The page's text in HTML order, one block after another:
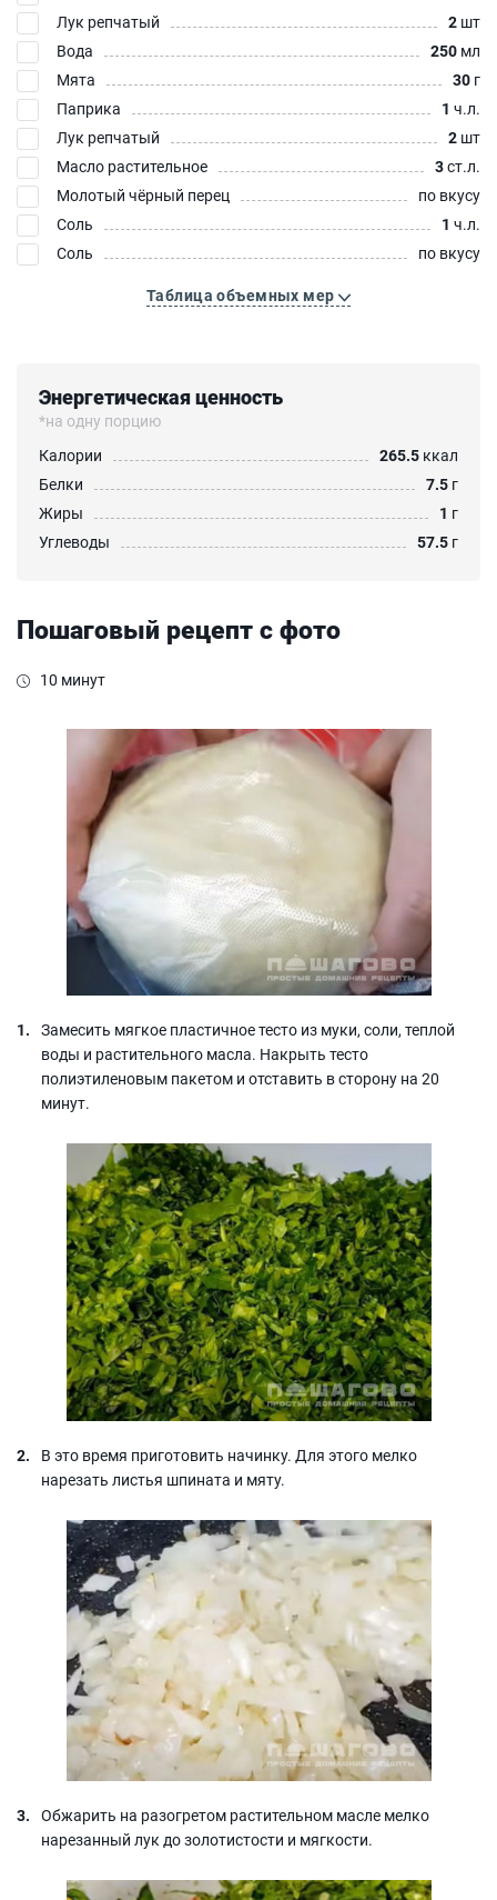
Лук репчатый
2 шт
Вода
250 мл
Мята
30 г
Паприка
1 ч.л.
Лук репчатый
2 шт
Масло растительное
3ст.л.
Молотый чёрный перец
по вкусу
Соль
1 ч.л.
Соль
по вкусу
Таблица объемных мер
Энергетическая ценность
*на одну порцию
Калории
265.5 ккал
Белки
7.5 г
Жиры
1 г
Углеводы
57.5 г
Пошаговый рецепт с фото
10 минут
Замесить мягкое пластичное тесто из муки, соли, теплой
воды и растительного масла. Накрыть тесто
полиэтиленовым пакетом и отставить в сторону на 20
минут.
В это время приготовить начинку. Для этого мелко
нарезать листья шпината и мяту.
Обжарить на разогретом растительном масле мелко
нарезанный лук до золотистости и мягкости.